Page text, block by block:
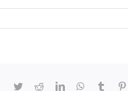
Facebook
TwitterRedditLinkedInWhatsApp
Tumblr